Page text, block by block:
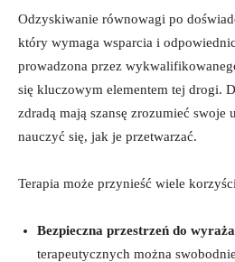
Odzyskiwanie równowagi po
który wymaga wsparcia i
prowadzona przez
się kluczowym elementem tej drogi.
zdradą mają szansę zrozumieć swoje
nauczyć się, jak je przetwarzać.
Terapia może przynieść wiele
Bezpieczna przestrzeń do
terapeutycznych można